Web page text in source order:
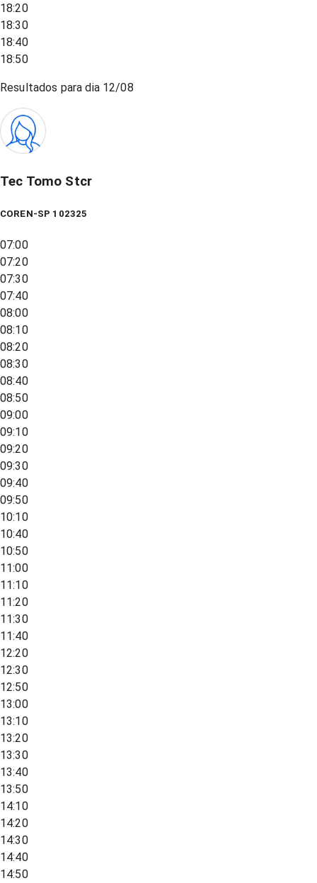
18:20
18:30
18:40
18:50
Resultados para dia 12/08
Tec Tomo Stcr
COREN-SP 102325
07:00
07:20
07:30
07:40
08:00
08:10
08:20
08:30
08:40
08:50
09:00
09:10
09:20
09:30
09:40
09:50
10:10
10:40
10:50
11:00
11:10
11:20
11:30
11:40
12:20
12:30
12:50
13:00
13:10
13:20
13:30
13:40
13:50
14:10
14:20
14:30
14:40
14:50